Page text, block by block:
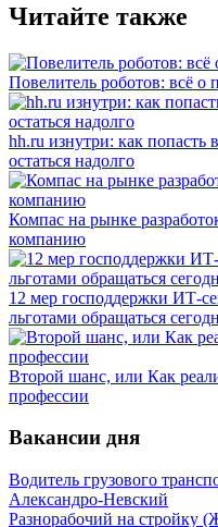
Читайте также
Повелитель роботов: всё о
hh.ru изнутри: как попасть
остаться надолго
Компас на рынке
компанию
12 мер господдержки ИТ-
льготами обращаться
Второй шанс, или Как
профессии
Вакансии дня
Водитель грузового
Александро-Невский
Разнорабочий на стройку